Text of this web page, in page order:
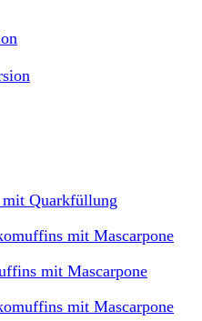
Quarkfüllung
mit Mascarpone
mit Mascarpone
mit Mascarpone